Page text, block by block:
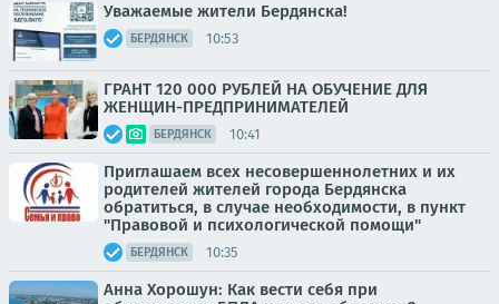
Уважаемые жители Бердянска!
БЕРДЯНСК 10:53
ГРАНТ 120 000 РУБЛЕЙ НА ОБУЧЕНИЕ ДЛЯ
ЖЕНЩИН-ПРЕДПРИНИМАТЕЛЕЙ
БЕРДЯНСК 10:41
Приглашаем всех несовершеннолетних и их
родителей жителей города Бердянска
обратиться, в случае необходимости, в пункт
"Правовой и психологической помощи"
БЕРДЯНСК 10:35
Анна Хорошун: Как вести себя при